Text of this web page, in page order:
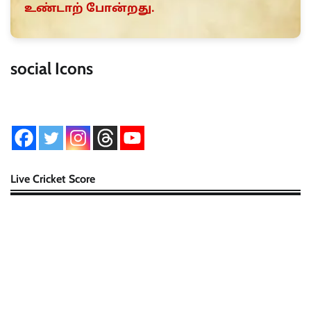
உண்டாற் போன்றது.
social Icons
Live Cricket Score